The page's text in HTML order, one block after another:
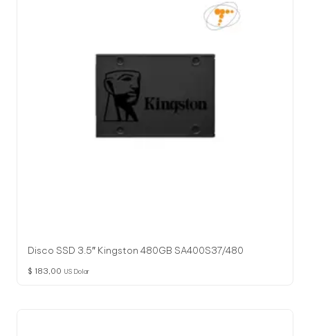
Disco SSD 3.5″ Kingston 480GB SA400S37/480
$ 183,00 US Dolar